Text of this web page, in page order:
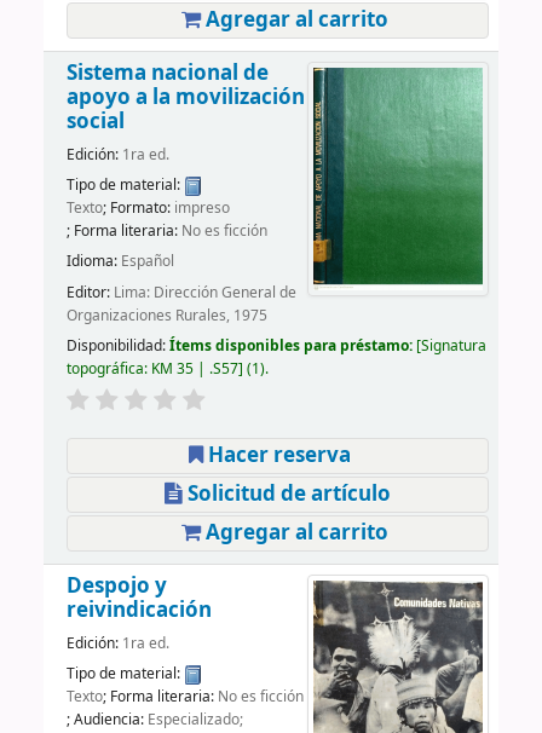
Agregar al carrito
Sistema nacional de
apoyo a la movilización
social
Edición: 1ra ed.
Tipo de material:
Texto; Formato: impreso
; Forma literaria: No es ficción
Idioma: Español
Editor: Lima: Dirección General de
Organizaciones Rurales, 1975
Disponibilidad:Ítems disponibles para préstamo: Signatura
topográfica: KM 35 | .S57 (1).
Hacer reserva
Solicitud de artículo
Agregar al carrito
Despojo y
reivindicación
Edición: 1ra ed.
Tipo de material:
Texto; Forma literaria: No es ficción
; Audiencia: Especializado;